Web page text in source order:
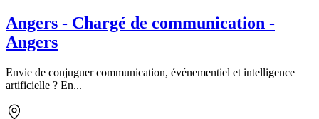
Angers - Chargé de communication -
Angers
Envie de conjuguer communication, événementiel et intelligence
artificielle ? En...